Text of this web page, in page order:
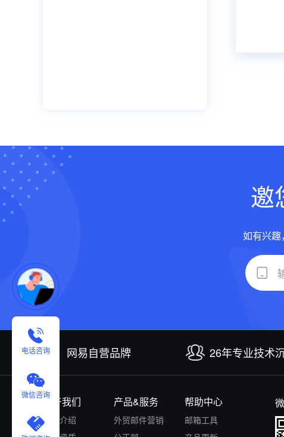
电话咨询
微信咨询
邀
如有兴
网易自营品牌 26年专业技术
关于我们
公司介绍
产品&服务
外贸邮件营销
帮助中心
邮箱工具